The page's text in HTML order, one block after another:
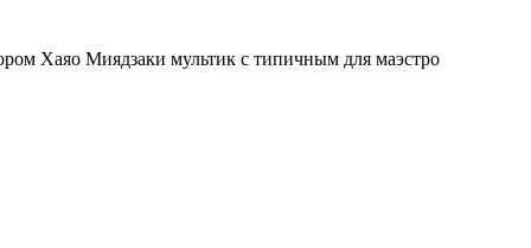
Хаяо Миядзаки мультик с типичным для маэстро